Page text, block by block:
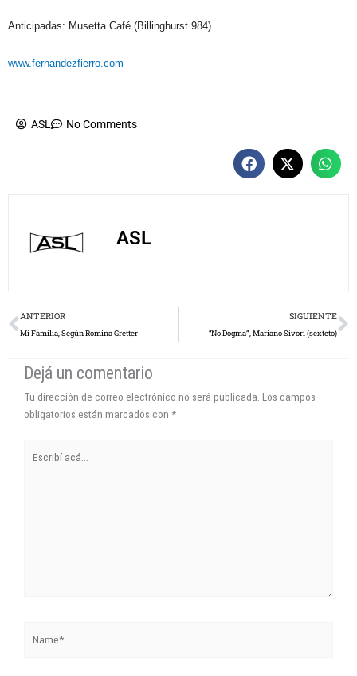
Anticipadas: Musetta Café (Billinghurst 984)
www.fernandezfierro.com
ASL No Comments
ASL
Prev
ANTERIOR
Mi Familia, Según Romina Gretter
SIGUIENTE
“No Dogma”, Mariano Sivori (sexteto)
Dejá un comentario
Tu dirección de correo electrónico no será publicada. Los campos
obligatorios están marcados con *
acá...